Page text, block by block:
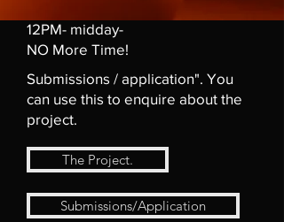
12PM- midday-
NO More Time!
Submissions / application". You
can use this to enquire about the
project.
The Project.
Submissions/Application